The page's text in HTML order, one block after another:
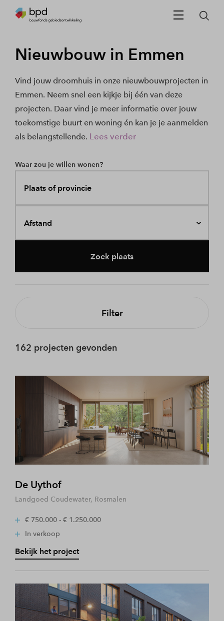
Nieuwbouw in Emmen
Vind jouw droomhuis in onze nieuwbouwprojecten in
Emmen. Neem snel een kijkje bij één van deze
projecten. Daar vind je meer informatie over jouw
toekomstige buurt en woning én kan je je aanmelden
als belangstellende. Lees verder
Waar zou je willen wonen?
Plaats of provincie
Afstand
Zoek plaats
Filter
162 projecten gevonden
De Uythof
Landgoed Coudewater, Rosmalen
€ 750.000 - € 1.250.000
In verkoop
Bekijk het project